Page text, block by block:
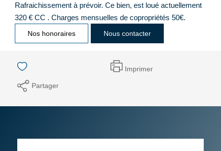
Rafraichissement à prévoir. Ce bien, est loué actuellement
320 € CC . Charges mensuelles de copropriétés 50€.
Nos honoraires Nous contacter
Imprimer
Partager